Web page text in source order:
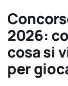
2026:
cosa si
per